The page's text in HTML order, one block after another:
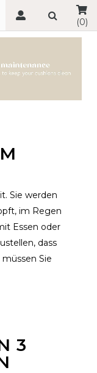
(0)
Sie werden
im Regen
Essen oder
dass
Sie
3